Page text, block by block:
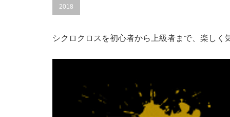
2018
シクロクロスを初心者から上級者まで、楽し